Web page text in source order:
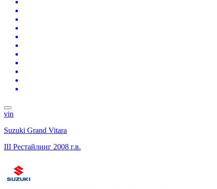
vin
Suzuki Grand Vitara
III Рестайлинг 2008 г.в.